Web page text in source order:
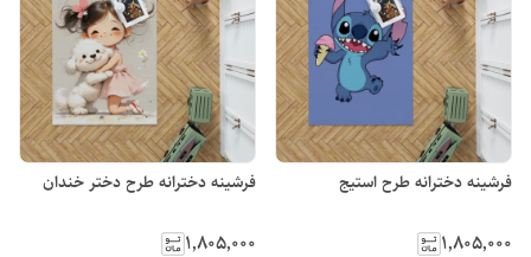
فرشینه دخترانه طرح استیج
۱٬۸۰۵٬۰۰۰
فرشینه دخترانه طرح دختر خندان
۱٬۸۰۵٬۰۰۰